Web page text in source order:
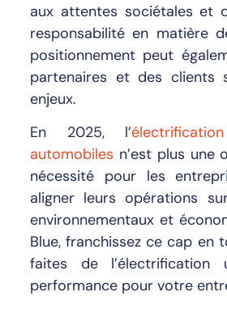
aux attentes sociétales et
responsabilité en matière
positionnement peut
partenaires et des clients
enjeux.
En 2025, l’
automobiles n’est plus une
nécessité pour les
aligner leurs opérations
environnementaux et
Blue, franchissez ce cap en
faites de
performance pour votre